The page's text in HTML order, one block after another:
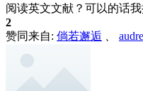
阅读英文文献？可以的话
2
赞同来自: 倘若邂逅 、